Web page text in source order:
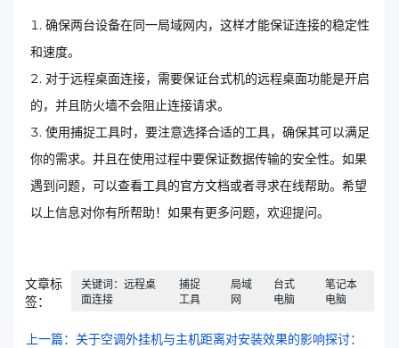
确保两台设备在同一局域网内，这样才能保证连接的稳定性
和速度。
对于远程桌面连接，需要保证台式机的远程桌面功能是开启
的，并且防火墙不会阻止连接请求。
使用捕捉工具时，要注意选择合适的工具，确保其可以满足
你的需求。并且在使用过程中要保证数据传输的安全性。如果
遇到问题，可以查看工具的官方文档或者寻求在线帮助。希望
以上信息对你有所帮助！如果有更多问题，欢迎提问。
文章标
签：
关键词：远程桌
面连接
捕捉
工具
局域
网
台式
电脑
笔记本
电脑
上一篇：关于空调外挂机与主机距离对安装效果的影响探讨：